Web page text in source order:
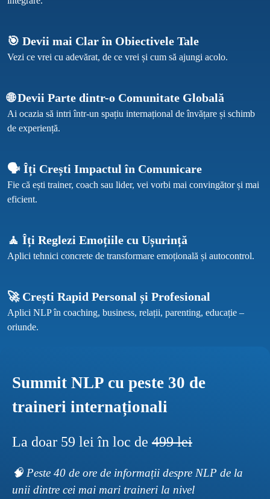
🎯 Devii mai Clar în Obiectivele Tale
🌐 Devii Parte dintr-o Comunitate Globală
Ai ocazia să intri într-un spațiu internațional de învățare și schimb
🗣 Îți Crești Impactul în Comunicare
Fie că ești trainer, coach sau lider, vei vorbi mai convingător și mai
eficient.
🧘 Îți Reglezi Emoțiile cu Ușurință
🚀 Crești Rapid Personal și Profesional
Aplici NLP în coaching, business, relații, parenting, educație –
Summit NLP cu peste 30 de
traineri internaționali
La doar 59 lei în loc de 499 lei
🧠 Peste 40 de ore de informații despre NLP de la
unii dintre cei mai mari traineri la nivel